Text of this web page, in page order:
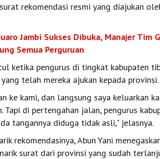
rekomendasi resmi yang diajukan
Jambi Sukses Dibuka, Manajer Tim
Semua Perguruan
ketika pengurus di tingkat kabupaten
telah mereka ajukan kepada provinsi.
ke kami, dan langsung saya keluarkan
Tapi di pertengahan jalan, pengurus
tangannya diduga tidak asli," jelasnya.
rekomendasinya, Abun Yani
surat dari provinsi yang sudah